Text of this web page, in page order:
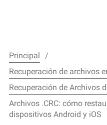
Principal
Recuperación de archivos
Recuperación de Archivos
Archivos .CRC: cómo
dispositivos Android y iOS